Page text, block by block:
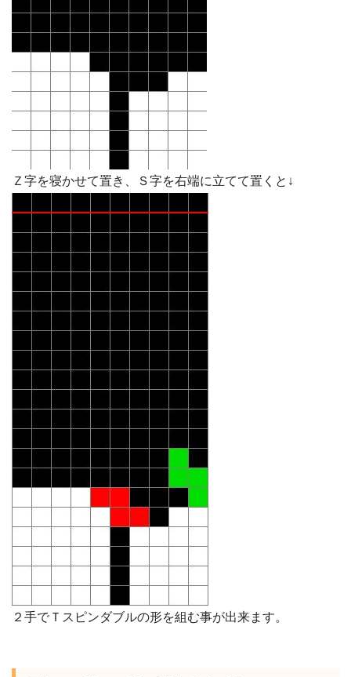
Ｚ字を寝かせて置き、Ｓ字を右端に立てて置くと↓
２手でＴスピンダブルの形を組む事が出来ます。